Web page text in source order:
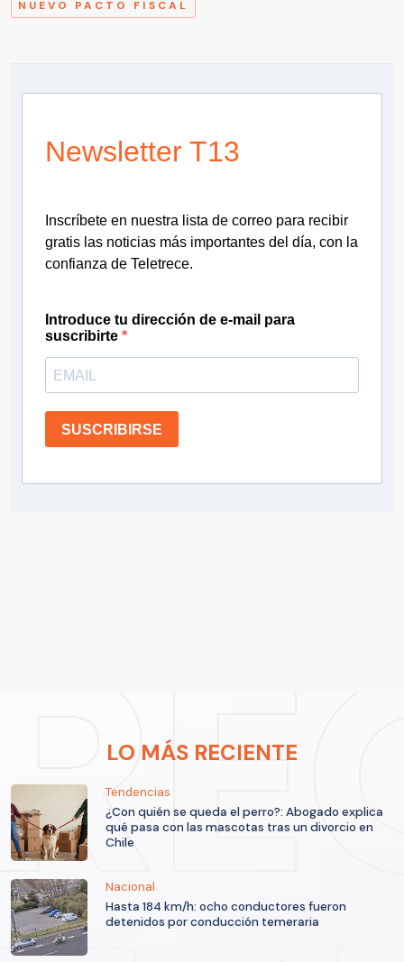
NUEVO PACTO FISCAL
Newsletter T13
Inscríbete en nuestra lista de correo para recibir
gratis las noticias más importantes del día, con la
confianza de Teletrece.
Introduce tu dirección de e-mail para
suscribirte
SUSCRIBIRSE
LO MÁS RECIENTE
Tendencias
¿Con quién se queda el perro?: Abogado explica
qué pasa con las mascotas tras un divorcio en
Chile
Nacional
Hasta 184 km/h: ocho conductores fueron
detenidos por conducción temeraria